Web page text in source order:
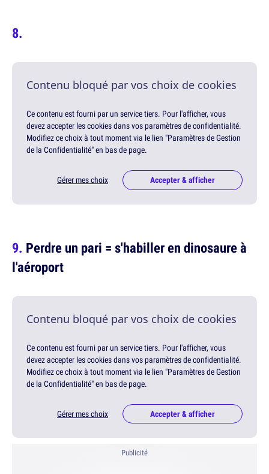
Contenu bloqué par vos choix de cookies
Ce contenu est fourni par un service tiers. Pour l'afficher, vous
devez accepter les cookies dans vos paramètres de confidentialité.
Modifiez ce choix à tout moment via le lien "Paramètres de Gestion
de la Confidentialité" en bas de page.
Gérer mes choix Accepter & afficher
Perdre un pari = s'habiller en dinosaure à
l'aéroport
Contenu bloqué par vos choix de cookies
Ce contenu est fourni par un service tiers. Pour l'afficher, vous
devez accepter les cookies dans vos paramètres de confidentialité.
Modifiez ce choix à tout moment via le lien "Paramètres de Gestion
de la Confidentialité" en bas de page.
Gérer mes choix Accepter & afficher
Publicité